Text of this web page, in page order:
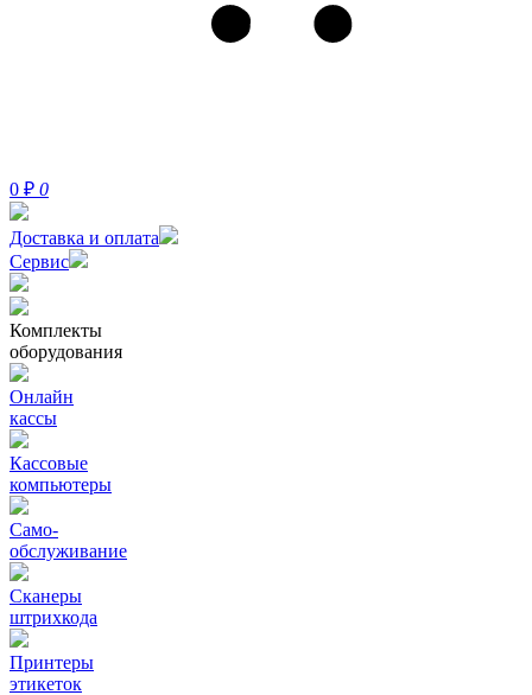
0 ₽ 0
Доставка и оплата
Сервис
Комплекты
оборудования
Онлайн
кассы
Кассовые
компьютеры
Само-
обслуживание
Сканеры
штрихкода
Принтеры
этикеток